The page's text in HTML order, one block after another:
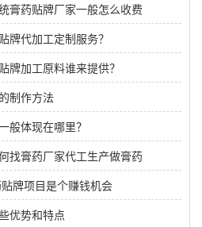
膏药贴牌厂家一般怎么收费
牌代加工定制服务？
牌加工原料谁来提供？
制作方法
般体现在哪里？
找膏药厂家代工生产做膏药
牌项目是个赚钱机会
优势和特点